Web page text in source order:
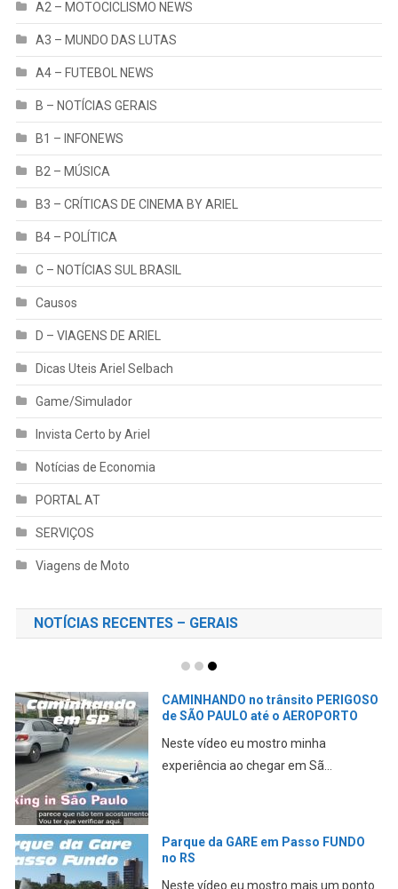
A2 – MOTOCICLISMO NEWS
A3 – MUNDO DAS LUTAS
A4 – FUTEBOL NEWS
B – NOTÍCIAS GERAIS
B1 – INFONEWS
B2 – MÚSICA
B3 – CRÍTICAS DE CINEMA BY ARIEL
B4 – POLÍTICA
C – NOTÍCIAS SUL BRASIL
Causos
D – VIAGENS DE ARIEL
Dicas Uteis Ariel Selbach
Game/Simulador
Invista Certo by Ariel
Notícias de Economia
PORTAL AT
SERVIÇOS
Viagens de Moto
NOTÍCIAS RECENTES – GERAIS
Pegando um AIRBnB em São Paulo
GUARULHOS
Neste vídeo eu mostro minha primeira
experiência ao che...
TURISTANDO pelo RS – Veranópolis,
BR 386, Arena Grêmio, Porto Alegre
Pegando a estrada em Passo Fundo,